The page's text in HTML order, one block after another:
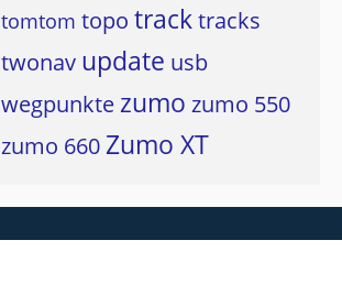
tomtom topo tracktracks
twonav update usb
wegpunkte zumo zumo 550
zumo 660 Zumo XT